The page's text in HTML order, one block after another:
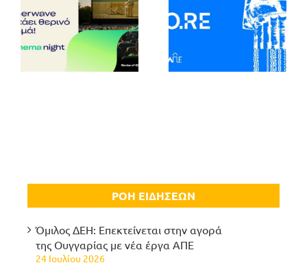
ΡΟΗ ΕΙΔΗΣΕΩΝ
Όμιλος ΔΕΗ: Επεκτείνεται στην αγορά
της Ουγγαρίας με νέα έργα ΑΠΕ
24 Ιουλίου 2026